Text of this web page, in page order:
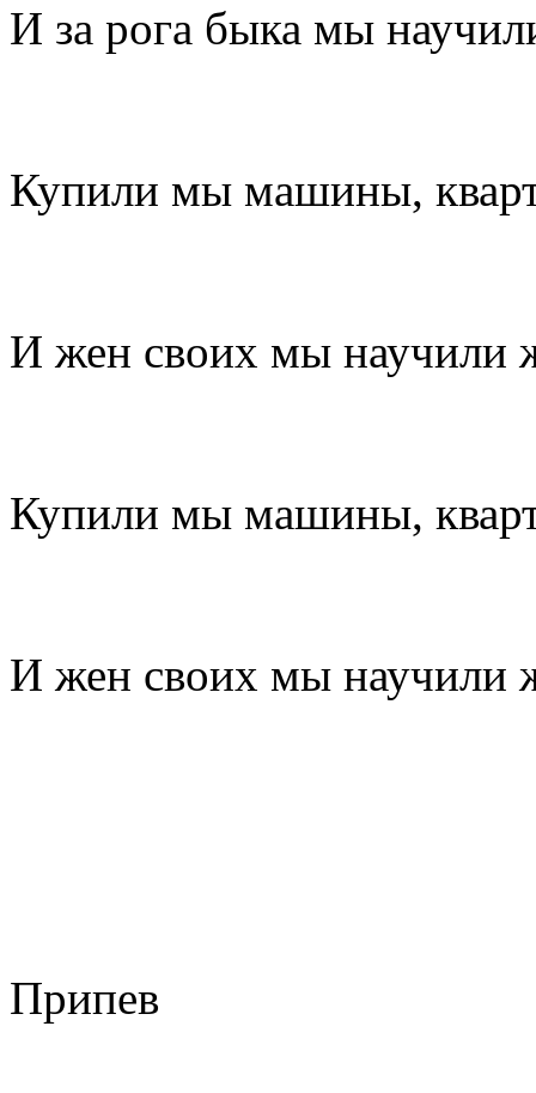
И за рога быка мы
Купили мы машины,
И жен своих мы научили
Купили мы машины,
И жен своих мы научили
Припев